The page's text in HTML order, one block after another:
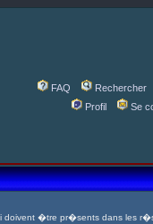
FAQ
Rechercher
Profil
Se
doivent �tre pr�sents dans les